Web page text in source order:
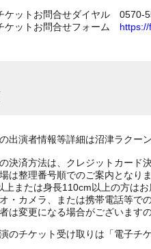
ケットお問合せダイヤル 0570-
ケットお問合せフォーム
出演者情報等詳細は沼津ラクー
決済方法は、クレジットカード
は整理番号順でのご案内となりま
または身長110cm以上の方はお
・カメラ、または携帯電話等で
のチケット受け取りは「電子チ